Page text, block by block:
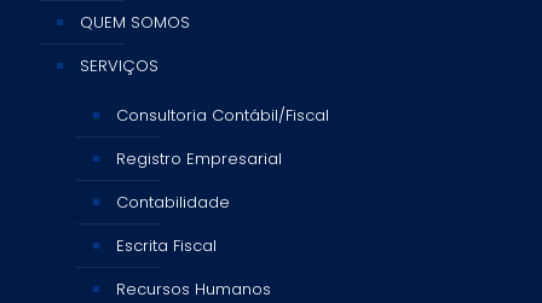
QUEM SOMOS
SERVIÇOS
Consultoria Contábil/Fiscal
Registro Empresarial
Contabilidade
Escrita Fiscal
Recursos Humanos